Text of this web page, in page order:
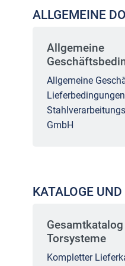
ALLGEMEINE
Allgemeine
Allgemeine
GmbH
KATALOGE UND
Torsysteme
Kompletter